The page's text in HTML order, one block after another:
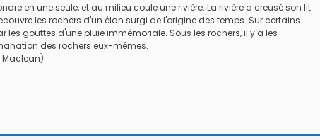
en une seule, et au milieu coule une rivière. La rivière a creusé son lit
les rochers d'un élan surgi de l'origine des temps. Sur certains
les gouttes d'une pluie immémoriale. Sous les rochers, il y a les
des rochers eux-mêmes.
Maclean)